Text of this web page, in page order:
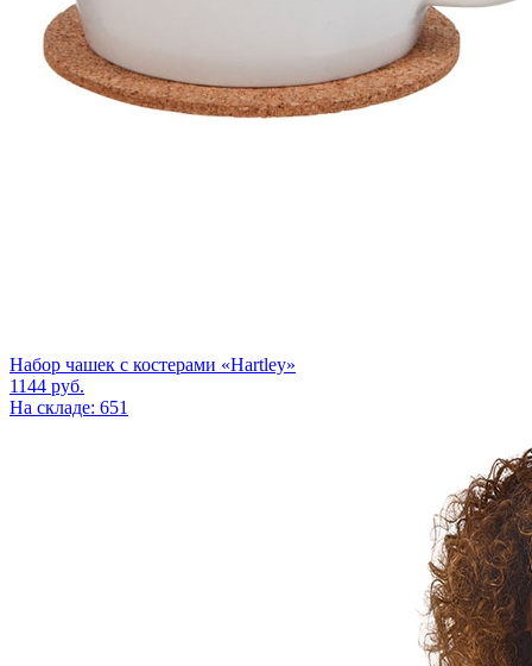
Набор чашек с костерами «Hartley»
1144 руб.
На складе: 651